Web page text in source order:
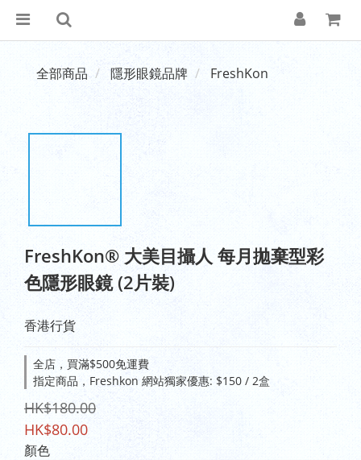
全部商品 隱形眼鏡品牌 FreshKon
FreshKon® 大美目攝人 每月拋棄型彩
色隱形眼鏡 (2片裝)
香港行貨
全店，買滿$500免運費
指定商品，Freshkon 網站獨家優惠: $150 / 2盒
HK$180.00
HK$80.00
顏色